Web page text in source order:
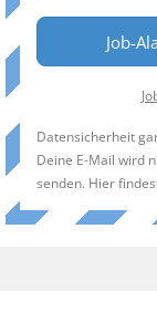
Job-
Datensicherheit
Deine E-Mail wird
senden. Hier